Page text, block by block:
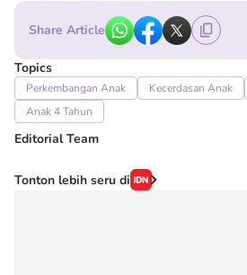
Share Article
Topics
Perkembangan Anak Kecerdasan Anak
Anak 4 Tahun
Editorial Team
Editor
Tonton lebih seru di